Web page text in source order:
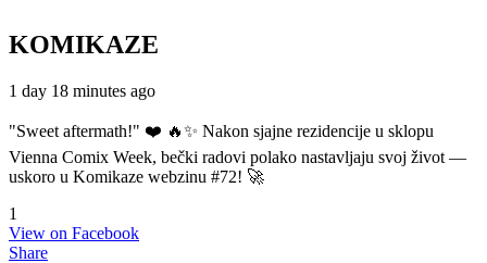
KOMIKAZE
1 day 18 minutes ago
"Sweet aftermath!" ❤️ 🔥✨ Nakon sjajne rezidencije u sklopu
Vienna Comix Week, bečki radovi polako nastavljaju svoj život —
uskoro u Komikaze webzinu #72! 🚀
1
View on Facebook
Share